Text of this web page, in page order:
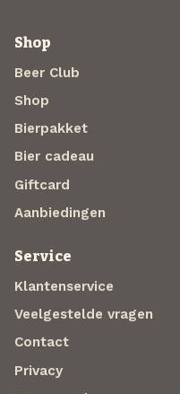
Shop
Beer Club
Shop
Bierpakket
Bier cadeau
Giftcard
Aanbiedingen
Service
Klantenservice
Veelgestelde vragen
Contact
Privacy